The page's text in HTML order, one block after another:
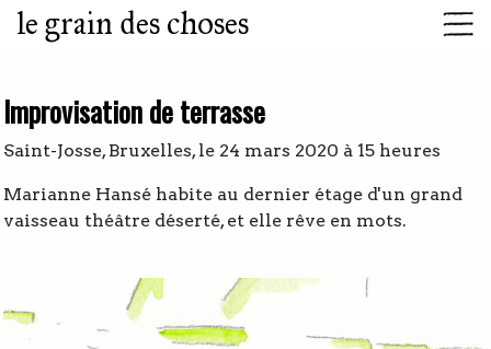
le grain des choses
Improvisation de terrasse
Saint-Josse, Bruxelles, le 24 mars 2020 à 15 heures
Marianne Hansé habite au dernier étage d'un grand
vaisseau théâtre déserté, et elle rêve en mots.